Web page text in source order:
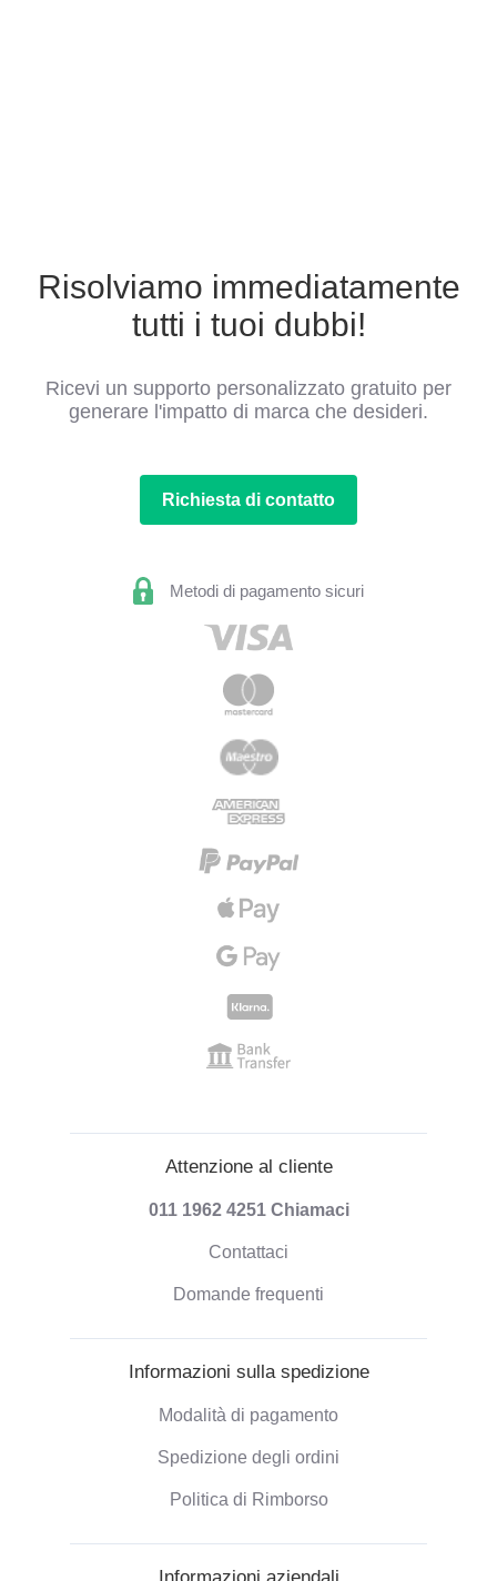
Risolviamo immediatamente
tutti i tuoi dubbi!
Ricevi un supporto personalizzato gratuito per
generare l'impatto di marca che desideri.
Richiesta di contatto
Metodi di pagamento sicuri
Attenzione al cliente
011 1962 4251 Chiamaci
Contattaci
Domande frequenti
Informazioni sulla spedizione
Modalità di pagamento
Spedizione degli ordini
Politica di Rimborso
Informazioni aziendali